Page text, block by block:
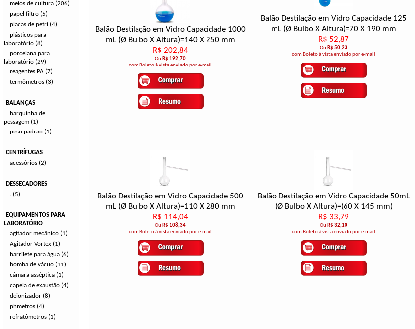
meios de cultura (206)
papel filtro (5)
placas de petri (4)
plásticos para
laboratório (8)
porcelana para
laboratório (29)
reagentes PA (7)
termômetros (3)
BALANÇAS
barquinha de
pessagem (1)
peso padrão (1)
CENTRÍFUGAS
acessórios (2)
DESSECADORES
. (5)
EQUIPAMENTOS PARA
LABORATÓRIO
agitador mecânico (1)
Agitador Vortex (1)
barrilete para água (6)
bomba de vácuo (11)
câmara asséptica (1)
capela de exaustão (4)
deionizador (8)
phmetros (4)
refratômetros (1)
Balão Destilação em Vidro Capacidade 1000
mL (Ø Bulbo X Altura)=140 X 250 mm
R$ 202,84
Ou R$ 192,70
com Boleto à vista enviado por e-mail
Balão Destilação em Vidro Capacidade 125
mL (Ø Bulbo X Altura)=70 X 190 mm
R$ 52,87
Ou R$ 50,23
com Boleto à vista enviado por e-mail
Balão Destilação em Vidro Capacidade 500
mL (Ø Bulbo X Altura)=110 X 280 mm
R$ 114,04
Ou R$ 108,34
com Boleto à vista enviado por e-mail
Balão Destilação em Vidro Capacidade 50mL
(Ø Bulbo X Altura)=(60 X 145 mm)
R$ 33,79
Ou R$ 32,10
com Boleto à vista enviado por e-mail